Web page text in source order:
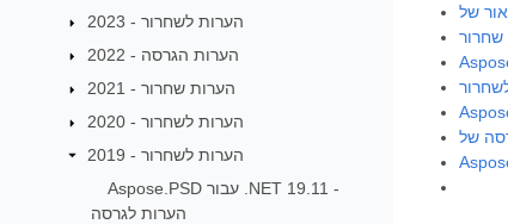
הערות לשחרור - 2023
הערות הגרסה - 2022
הערות שחרור - 2021
הערות לשחרור - 2020
הערות לשחרור - 2019
Aspose.PSD עבור .NET 19.11 -
הערות לגרסה